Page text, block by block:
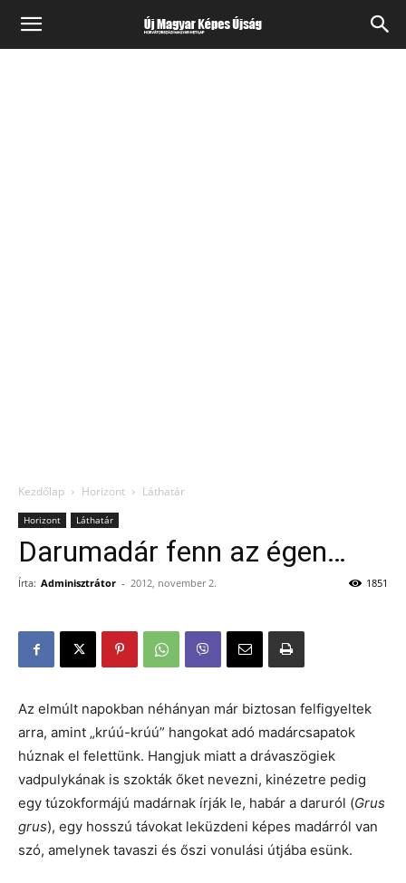
Kezdőlap Horizont Láthatár
Horizont Láthatár
Darumadár fenn az égen…
Írta: Adminisztrátor - 2012, november 2. 1851
Az elmúlt napokban néhányan már biztosan felfigyeltek
arra, amint „krúú-krúú” hangokat adó madárcsapatok
húznak el felettünk. Hangjuk miatt a drávaszögiek
vadpulykának is szokták őket nevezni, kinézetre pedig
egy túzokformájú madárnak írják le, habár a daruról (Grus
grus), egy hosszú távokat leküzdeni képes madárról van
szó, amelynek tavaszi és őszi vonulási útjába esünk.